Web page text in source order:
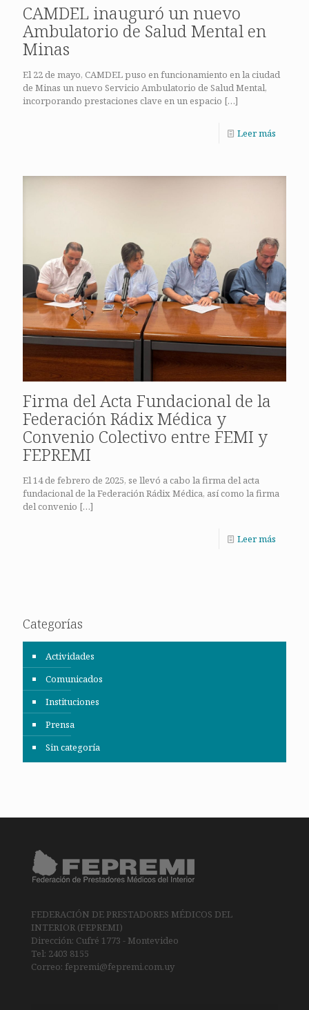
CAMDEL inauguró un nuevo
Ambulatorio de Salud Mental en
Minas
El 22 de mayo, CAMDEL puso en funcionamiento en la ciudad
de Minas un nuevo Servicio Ambulatorio de Salud Mental,
incorporando prestaciones clave en un espacio […]
Leer más
Firma del Acta Fundacional de la
Federación Rádix Médica y
Convenio Colectivo entre FEMI y
FEPREMI
El 14 de febrero de 2025, se llevó a cabo la firma del acta
fundacional de la Federación Rádix Médica, así como la firma
del convenio […]
Leer más
Categorías
Actividades
Comunicados
Instituciones
Prensa
Sin categoría
FEDERACIÓN DE PRESTADORES MÉDICOS DEL
INTERIOR (FEPREMI)
Dirección: Cufré 1773 - Montevideo
Tel: 2403 8155
Correo: fepremi@fepremi.com.uy